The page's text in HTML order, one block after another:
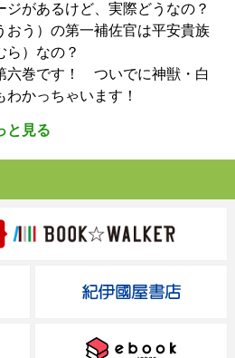
ジがあるけど、実際どうなの？
おう）の第一補佐官は平安貴族
ら）なの？
六巻です！ ついでに神獣・白
かっちゃいます！
と見る